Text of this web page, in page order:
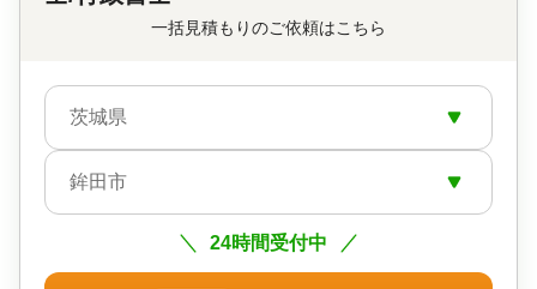
一括見積もりのご依頼はこちら
茨城県
鉾田市
24時間受付中